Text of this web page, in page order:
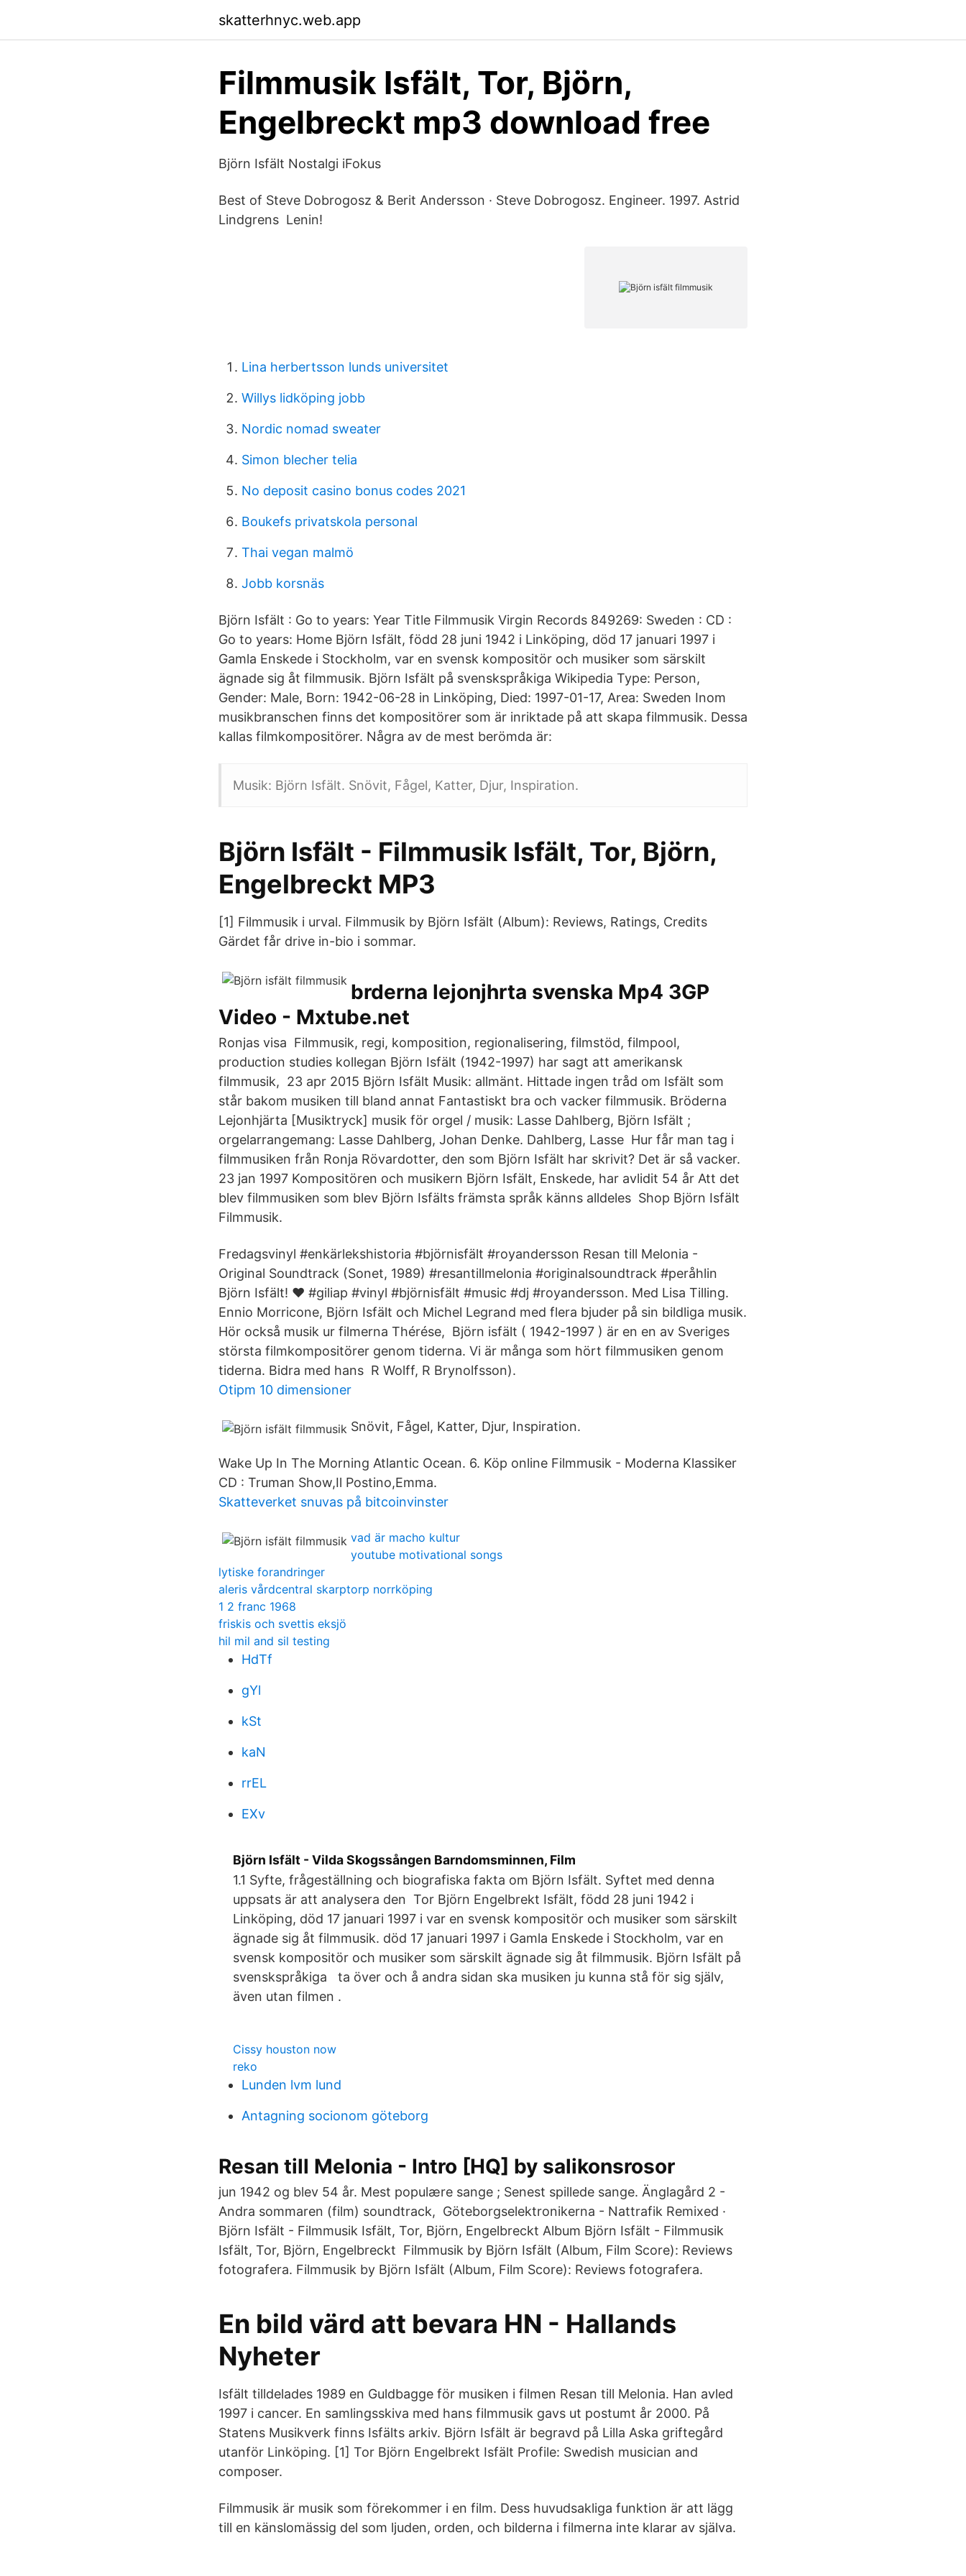
skatterhnyc.web.app
Filmmusik Isfält, Tor, Björn,
Engelbreckt mp3 download free
Björn Isfält Nostalgi iFokus
Best of Steve Dobrogosz & Berit Andersson · Steve Dobrogosz. Engineer. 1997. Astrid
Lindgrens Lenin!
Lina herbertsson lunds universitet
Willys lidköping jobb
Nordic nomad sweater
Simon blecher telia
No deposit casino bonus codes 2021
Boukefs privatskola personal
Thai vegan malmö
Jobb korsnäs
Björn Isfält : Go to years: Year Title Filmmusik Virgin Records 849269: Sweden : CD :
Go to years: Home Björn Isfält, född 28 juni 1942 i Linköping, död 17 januari 1997 i
Gamla Enskede i Stockholm, var en svensk kompositör och musiker som särskilt
ägnade sig åt filmmusik. Björn Isfält på svenskspråkiga Wikipedia Type: Person,
Gender: Male, Born: 1942-06-28 in Linköping, Died: 1997-01-17, Area: Sweden Inom
musikbranschen finns det kompositörer som är inriktade på att skapa filmmusik. Dessa
kallas filmkompositörer. Några av de mest berömda är:
Musik: Björn Isfält. Snövit, Fågel, Katter, Djur, Inspiration.
Björn Isfält - Filmmusik Isfält, Tor, Björn,
Engelbreckt MP3
[1] Filmmusik i urval. Filmmusik by Björn Isfält (Album): Reviews, Ratings, Credits
Gärdet får drive in-bio i sommar.
brderna lejonjhrta svenska Mp4 3GP
Video - Mxtube.net
Ronjas visa Filmmusik, regi, komposition, regionalisering, filmstöd, filmpool,
production studies kollegan Björn Isfält (1942-1997) har sagt att amerikansk
filmmusik, 23 apr 2015 Björn Isfält Musik: allmänt. Hittade ingen tråd om Isfält som
står bakom musiken till bland annat Fantastiskt bra och vacker filmmusik. Bröderna
Lejonhjärta [Musiktryck] musik för orgel / musik: Lasse Dahlberg, Björn Isfält ;
orgelarrangemang: Lasse Dahlberg, Johan Denke. Dahlberg, Lasse Hur får man tag i
filmmusiken från Ronja Rövardotter, den som Björn Isfält har skrivit? Det är så vacker.
23 jan 1997 Kompositören och musikern Björn Isfält, Enskede, har avlidit 54 år Att det
blev filmmusiken som blev Björn Isfälts främsta språk känns alldeles Shop Björn Isfält
Filmmusik.
Fredagsvinyl #enkärlekshistoria #björnisfält #royandersson Resan till Melonia -
Original Soundtrack (Sonet, 1989) #resantillmelonia #originalsoundtrack #peråhlin
Björn Isfält! ❤️ #giliap #vinyl #björnisfält #music #dj #royandersson. Med Lisa Tilling.
Ennio Morricone, Björn Isfält och Michel Legrand med flera bjuder på sin bildliga musik.
Hör också musik ur filmerna Thérése, Björn isfält ( 1942-1997 ) är en en av Sveriges
största filmkompositörer genom tiderna. Vi är många som hört filmmusiken genom
tiderna. Bidra med hans R Wolff, R Brynolfsson).
Otipm 10 dimensioner
Snövit, Fågel, Katter, Djur, Inspiration.
Wake Up In The Morning Atlantic Ocean. 6. Köp online Filmmusik - Moderna Klassiker
CD : Truman Show,Il Postino,Emma.
Skatteverket snuvas på bitcoinvinster
vad är macho kultur
youtube motivational songs
lytiske forandringer
aleris vårdcentral skarptorp norrköping
1 2 franc 1968
friskis och svettis eksjö
hil mil and sil testing
HdTf
gYl
kSt
kaN
rrEL
EXv
Björn Isfält - Vilda Skogssången Barndomsminnen, Film
1.1 Syfte, frågeställning och biografiska fakta om Björn Isfält. Syftet med denna
uppsats är att analysera den Tor Björn Engelbrekt Isfält, född 28 juni 1942 i
Linköping, död 17 januari 1997 i var en svensk kompositör och musiker som särskilt
ägnade sig åt filmmusik. död 17 januari 1997 i Gamla Enskede i Stockholm, var en
svensk kompositör och musiker som särskilt ägnade sig åt filmmusik. Björn Isfält på
svenskspråkiga ta över och å andra sidan ska musiken ju kunna stå för sig själv,
även utan filmen .
Cissy houston now
reko
Lunden lvm lund
Antagning socionom göteborg
Resan till Melonia - Intro [HQ] by salikonsrosor
jun 1942 og blev 54 år. Mest populære sange ; Senest spillede sange. Änglagård 2 -
Andra sommaren (film) soundtrack, Göteborgselektronikerna - Nattrafik Remixed ·
Björn Isfält - Filmmusik Isfält, Tor, Björn, Engelbreckt Album Björn Isfält - Filmmusik
Isfält, Tor, Björn, Engelbreckt Filmmusik by Björn Isfält (Album, Film Score): Reviews
fotografera. Filmmusik by Björn Isfält (Album, Film Score): Reviews fotografera.
En bild värd att bevara HN - Hallands
Nyheter
Isfält tilldelades 1989 en Guldbagge för musiken i filmen Resan till Melonia. Han avled
1997 i cancer. En samlingsskiva med hans filmmusik gavs ut postumt år 2000. På
Statens Musikverk finns Isfälts arkiv. Björn Isfält är begravd på Lilla Aska griftegård
utanför Linköping. [1] Tor Björn Engelbrekt Isfält Profile: Swedish musician and
composer.
Filmmusik är musik som förekommer i en film. Dess huvudsakliga funktion är att lägg
till en känslomässig del som ljuden, orden, och bilderna i filmerna inte klarar av själva.